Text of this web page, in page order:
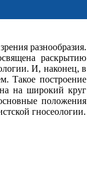
разнообразия.
раскрытию
И, наконец, в
Такое построение
на широкий круг
положения
гносеологии.